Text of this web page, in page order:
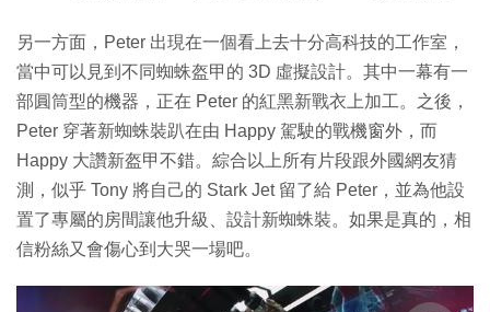
另一方面，Peter 出現在一個看上去十分高科技的工作室，
當中可以見到不同蜘蛛盔甲的 3D 虛擬設計。其中一幕有一
部圓筒型的機器，正在 Peter 的紅黑新戰衣上加工。之後，
Peter 穿著新蜘蛛裝趴在由 Happy 駕駛的戰機窗外，而
Happy 大讚新盔甲不錯。綜合以上所有片段跟外國網友猜
測，似乎 Tony 將自己的 Stark Jet 留了給 Peter，並為他設
置了專屬的房間讓他升級、設計新蜘蛛裝。如果是真的，相
信粉絲又會傷心到大哭一場吧。